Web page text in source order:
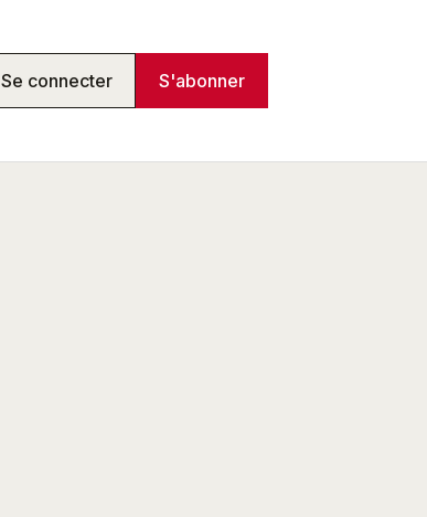
Se connecter S'abonner